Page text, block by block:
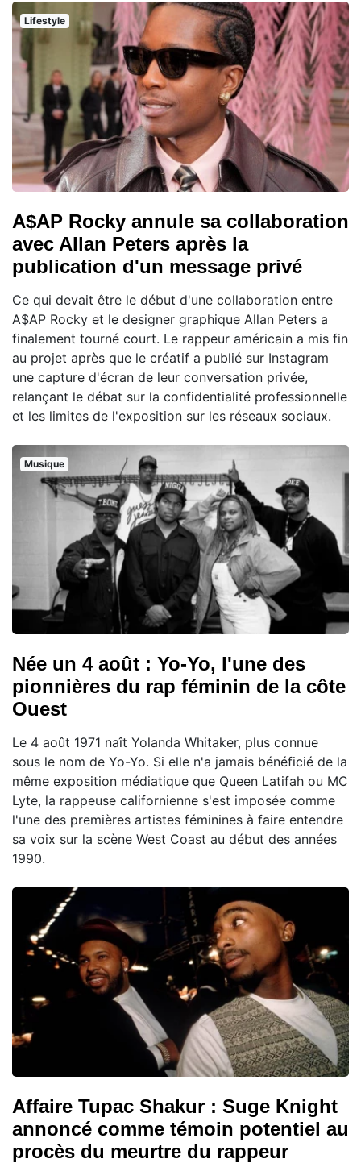
Lifestyle
A$AP Rocky annule sa collaboration
avec Allan Peters après la
publication d'un message privé
Ce qui devait être le début d'une collaboration entre
A$AP Rocky et le designer graphique Allan Peters a
finalement tourné court. Le rappeur américain a mis fin
au projet après que le créatif a publié sur Instagram
une capture d'écran de leur conversation privée,
relançant le débat sur la confidentialité professionnelle
et les limites de l'exposition sur les réseaux sociaux.
Musique
Née un 4 août : Yo-Yo, l'une des
pionnières du rap féminin de la côte
Ouest
Le 4 août 1971 naît Yolanda Whitaker, plus connue
sous le nom de Yo-Yo. Si elle n'a jamais bénéficié de la
même exposition médiatique que Queen Latifah ou MC
Lyte, la rappeuse californienne s'est imposée comme
l'une des premières artistes féminines à faire entendre
sa voix sur la scène West Coast au début des années
1990.
Affaire Tupac Shakur : Suge Knight
annoncé comme témoin potentiel au
procès du meurtre du rappeur